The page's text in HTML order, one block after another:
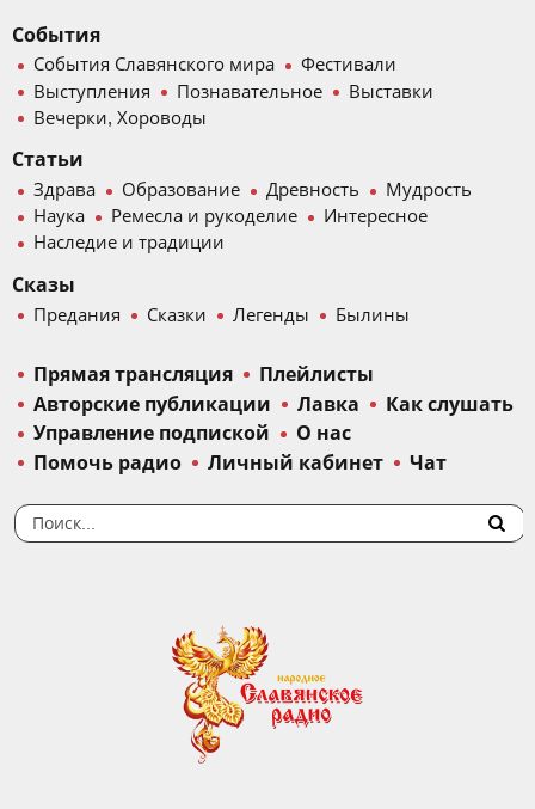
События
События Славянского мира
Фестивали
Выступления
Познавательное
Выставки
Вечерки, Хороводы
Статьи
Здрава Образование Древность
Мудрость
Наука
Ремесла и рукоделие
Интересное
Наследие и традиции
Сказы
Предания Сказки Легенды Былины
Прямая трансляция
Плейлисты
Авторские публикации
Лавка
Как слушать
Управление подпиской
О нас
Помочь радио
Личный кабинет Чат